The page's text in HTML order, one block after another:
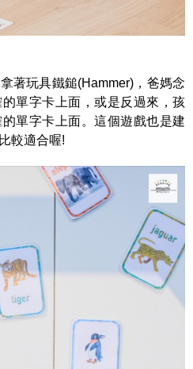
著玩具鐵鎚(Hammer)，爸媽念
單字卡上面，或是反過來，孩
單字卡上面。這個遊戲也是建
較適合喔!